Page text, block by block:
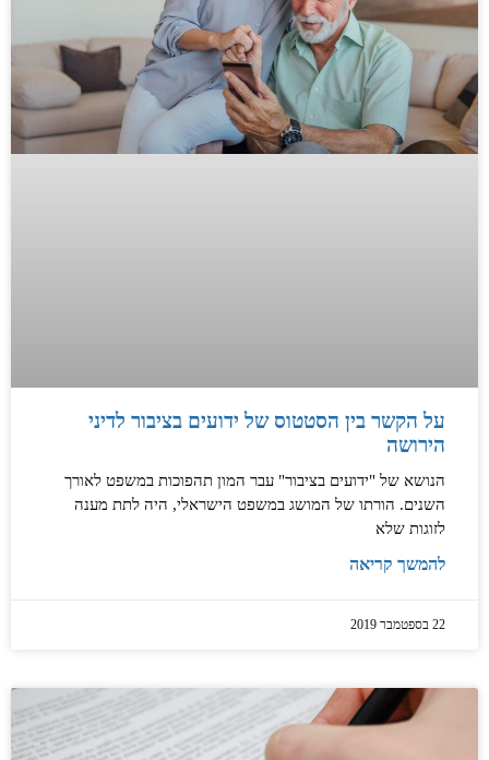
על הקשר בין הסטטוס של ידועים בציבור לדיני
הירושה
הנושא של "ידועים בציבור" עבר המון תהפוכות במשפט לאורך
השנים. הורתו של המושג במשפט הישראלי, היה לתת מענה
לזוגות שלא
להמשך קריאה
22 בספטמבר 2019